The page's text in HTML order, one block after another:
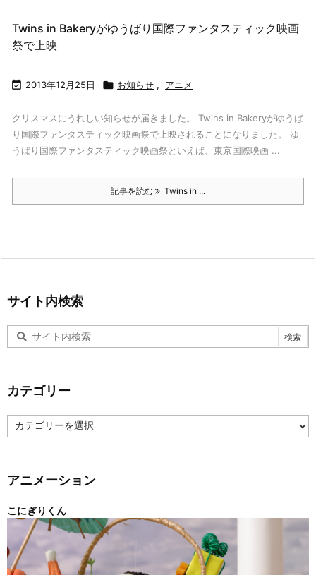
Twins in Bakeryがゆうばり国際ファンタスティック映画
祭で上映
 2013年12月25日  お知らせ , アニメ
クリスマスにうれしい知らせが届きました。 Twins in Bakeryがゆうば
り国際ファンタスティック映画祭で上映されることになりました。 ゆ
うばり国際ファンタスティック映画祭といえば、東京国際映画 ...
記事を読む Twins in ...
サイト内検索
カテゴリー
テ
ー
アニメーション
こにぎりくん